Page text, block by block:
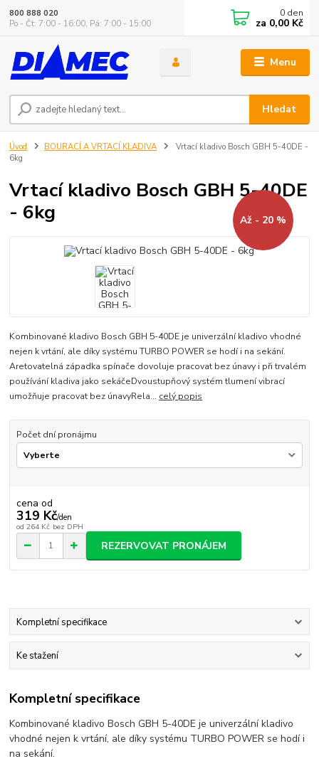
Menu
Hledat
800 888 020
Po - Čt: 7:00 - 16:00, Pá: 7:00 - 15:00
0 den
za 0,00 Kč
Úvod BOURACÍ A VRTACÍ KLADIVA
Vrtací kladivo Bosch GBH 5-40DE -
6kg
Vrtací kladivo Bosch GBH 5-40DE
- 6kg
Až - 20 %
Kombinované kladivo Bosch GBH 5-40DE je univerzální kladivo vhodné
nejen k vrtání, ale díky systému TURBO POWER se hodí i na sekání.
Aretovatelná západka spínače dovoluje pracovat bez únavy i při trvalém
používání kladiva jako sekáčeDvoustupňový systém tlumení vibrací
umožňuje pracovat bez únavyRela... celý popis
Počet dní pronájmu
cena od
319 Kč/den
od 264 Kč bez DPH
REZERVOVAT PRONÁJEM
Kompletní specifikace
Ke stažení
Kompletní specifikace
Kombinované kladivo Bosch GBH 5-40DE je univerzální kladivo
vhodné nejen k vrtání, ale díky systému TURBO POWER se hodí i
na sekání.